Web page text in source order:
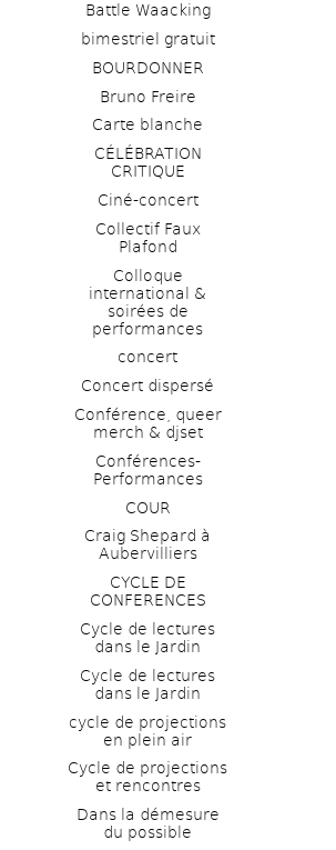
Battle Waacking
bimestriel gratuit
BOURDONNER
Bruno Freire
Carte blanche
CÉLÉBRATION
CRITIQUE
Ciné-concert
Collectif Faux
Plafond
Colloque
international &
soirées de
performances
concert
Concert dispersé
Conférence, queer
merch & djset
Conférences-
Performances
COUR
Craig Shepard à
Aubervilliers
CYCLE DE
CONFERENCES
Cycle de lectures
dans le Jardin
Cycle de lectures
dans le Jardin
cycle de projections
en plein air
Cycle de projections
et rencontres
Dans la démesure
du possible